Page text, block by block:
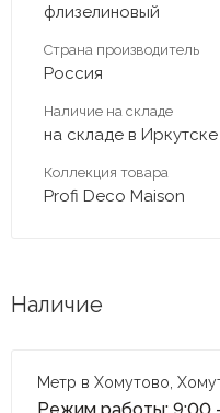
флизелиновый
Страна производитель
Россия
Наличие на складе
на складе в Иркутске
Коллекция товара
Profi Deco Maison
Наличие
Метр в Хомутово,
Режим работы: 9:00